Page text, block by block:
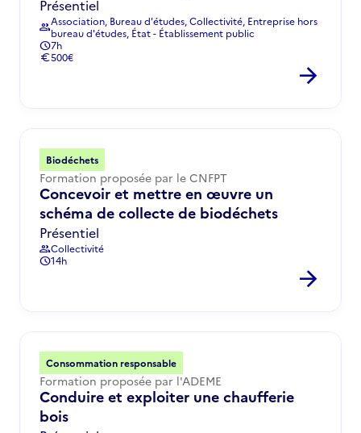
Présentiel
groupAssociation, Bureau d'études, Collectivité, Entreprise hors
bureau d'études, État - Établissement public
schedule7h
euro500€
arrow_forward
Biodéchets
Formation proposée par le CNFPT
Concevoir et mettre en œuvre un
schéma de collecte de biodéchets
Présentiel
groupCollectivité
schedule14h
arrow_forward
Consommation responsable
Formation proposée par l'ADEME
Conduire et exploiter une chaufferie
bois